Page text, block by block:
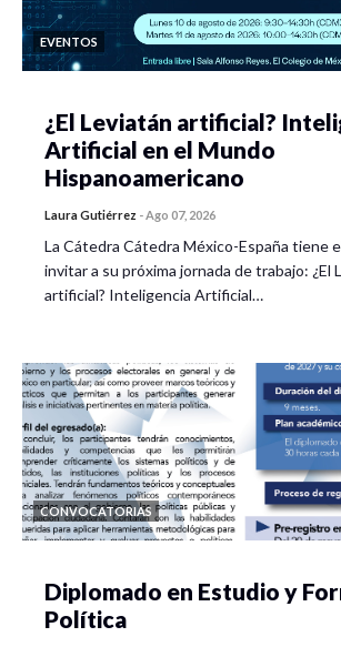
EVENTOS
¿El Leviatán artificial?
Artificial en el Mundo
Hispanoamericano
Laura Gutiérrez -Ago 07, 2026
La Cátedra Cátedra México-España tiene
invitar a su próxima jornada de trabajo: ¿El
artificial? Inteligencia Artificial…
CONVOCATORIAS
Diplomado en Estudio y
Política